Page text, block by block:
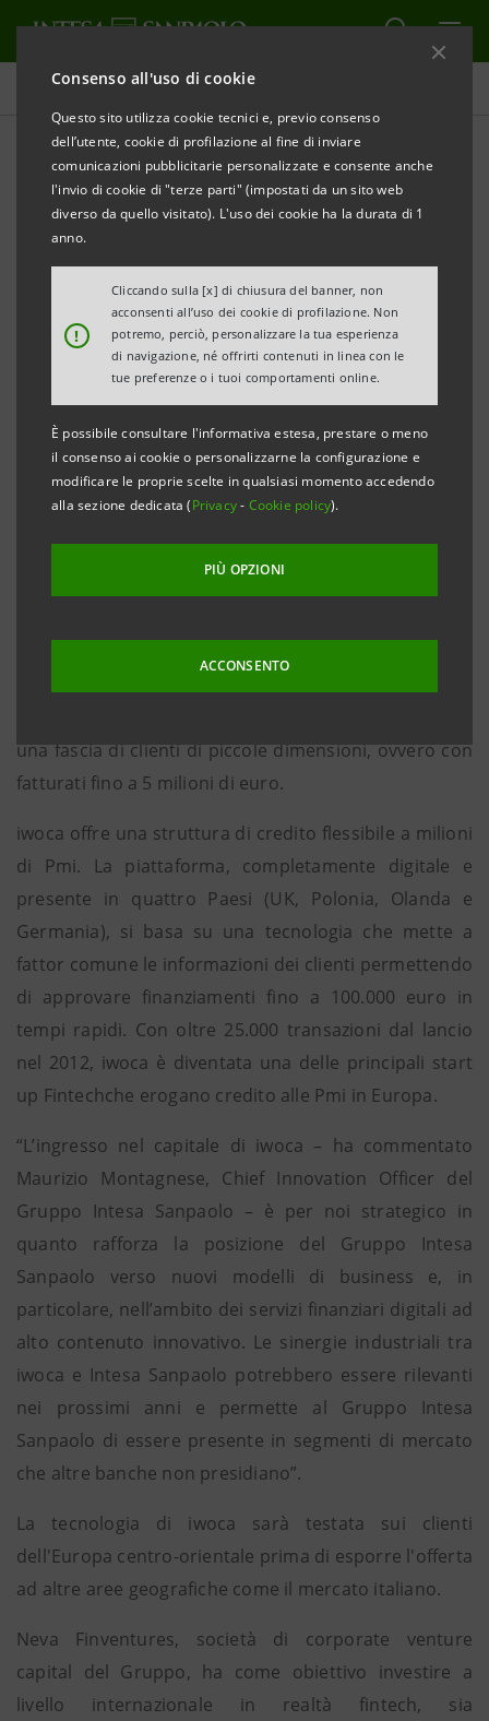
Consenso all'uso di cookie
Questo sito utilizza cookie tecnici e, previo consenso
dell’utente, cookie di profilazione al fine di inviare
comunicazioni pubblicitarie personalizzate e consente anche
l'invio di cookie di "terze parti" (impostati da un sito web
diverso da quello visitato). L'uso dei cookie ha la durata di 1
anno.
!
Cliccando sulla [x] di chiusura del banner, non
acconsenti all’uso dei cookie di profilazione. Non
potremo, perciò, personalizzare la tua esperienza
di navigazione, né offrirti contenuti in linea con le
tue preferenze o i tuoi comportamenti online.
È possibile consultare l'informativa estesa, prestare o meno
il consenso ai cookie o personalizzarne la configurazione e
modificare le proprie scelte in qualsiasi momento accedendo
alla sezione dedicata (Privacy- Cookie policy).
PIÙ OPZIONI
ACCONSENTO
Comunicati stampa
STAMPA AGGIORNA
COMUNICATO STAMPA
Neva Finventures - società di corporate venture
piattaforma digitale UK specializzata in
finanziamenti a PMI
• Il Corporate Venture Capital di Intesa Sanpaolo
ha rilevato una partecipazione di minoranza nel
capitale di iwoca
• La tecnologia sarà sperimentata inizialmente sui
clienti del Gruppo in Europa Centro-Orientale
una fascia di clienti di piccole dimensioni, ovvero con
fatturati fino a 5 milioni di euro.
iwoca offre una struttura di credito flessibile a milioni
di Pmi. La piattaforma, completamente digitale e
presente in quattro Paesi (UK, Polonia, Olanda e
Germania), si basa su una tecnologia che mette a
fattor comune le informazioni dei clienti permettendo
di approvare finanziamenti fino a 100.000 euro in
tempi rapidi. Con oltre 25.000 transazioni dal lancio
nel 2012, iwoca è diventata una delle principali start
up Fintechche erogano credito alle Pmi in Europa.
“L’ingresso nel capitale di iwoca – ha commentato
Maurizio Montagnese, Chief Innovation Officer del
Gruppo Intesa Sanpaolo – è per noi strategico in
quanto rafforza la posizione del Gruppo Intesa
Sanpaolo verso nuovi modelli di business e, in
particolare, nell’ambito dei servizi finanziari digitali ad
alto contenuto innovativo. Le sinergie industriali tra
iwoca e Intesa Sanpaolo potrebbero essere rilevanti
nei prossimi anni e permette al Gruppo Intesa
Sanpaolo di essere presente in segmenti di mercato
che altre banche non presidiano”.
La tecnologia di iwoca sarà testata sui clienti
dell'Europa centro-orientale prima di esporre l'offerta
ad altre aree geografiche come il mercato italiano.
Neva Finventures, società di corporate venture
capital del Gruppo, ha come obiettivo investire a
livello internazionale in realtà fintech, sia